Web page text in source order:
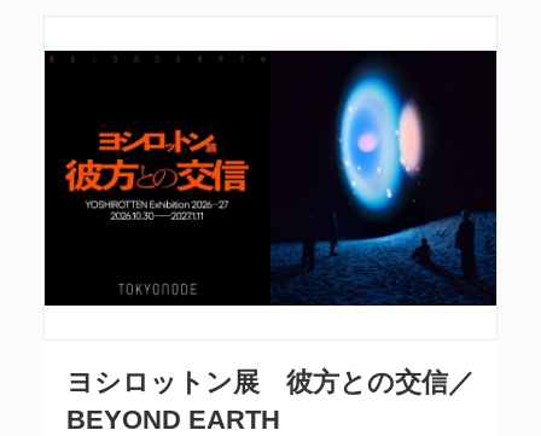
ヨシロットン展 彼方との交信／
BEYOND EARTH